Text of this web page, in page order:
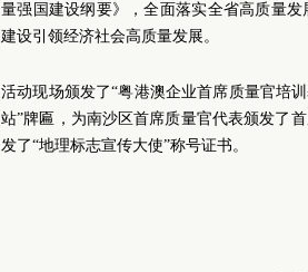
量强国建设纲要》，全面落实全省高质量
建设引领经济社会高质量发展。
活动现场颁发了“粤港澳企业首席质量官培
站”牌匾，为南沙区首席质量官代表颁发了
发了“地理标志宣传大使”称号证书。